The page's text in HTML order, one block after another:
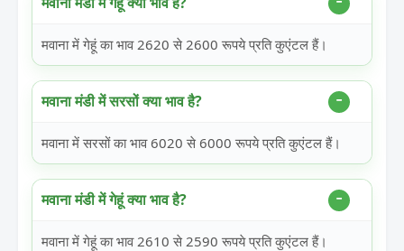
मवाना में गेहूं का भाव 2620 से 2600 रूपये प्रति कुएंटल हैं।
मवाना मंडी में सरसों क्या भाव है?
मवाना में सरसों का भाव 6020 से 6000 रूपये प्रति कुएंटल हैं।
मवाना मंडी में गेहूं क्या भाव है?
मवाना में गेहूं का भाव 2610 से 2590 रूपये प्रति कुएंटल हैं।